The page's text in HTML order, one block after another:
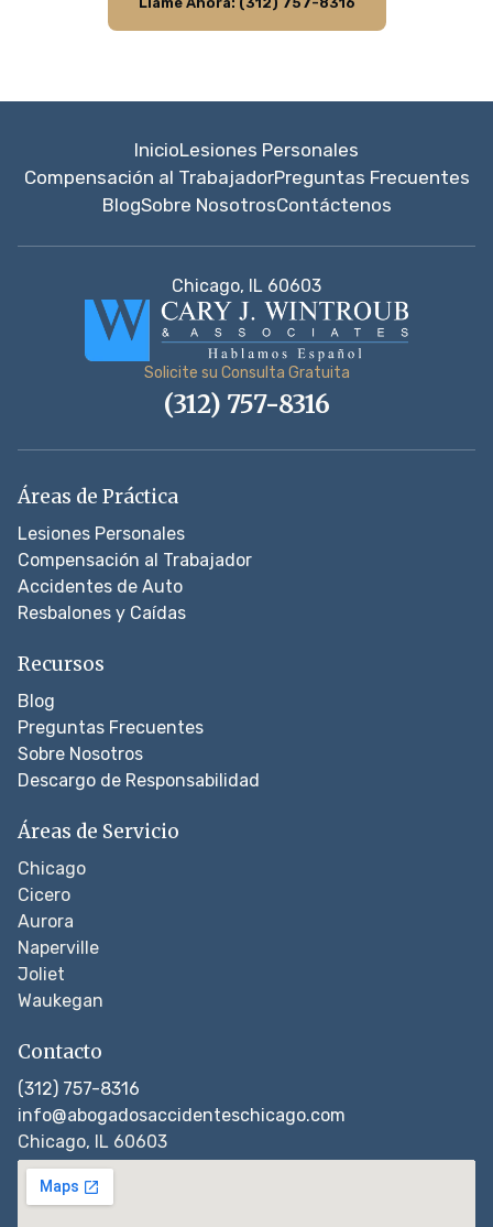
InicioLesiones Personales
Compensación al TrabajadorPreguntas Frecuentes
BlogSobre NosotrosContáctenos
Chicago, IL 60603
Solicite su Consulta Gratuita
(312) 757-8316
Áreas de Práctica
Lesiones Personales
Compensación al Trabajador
Accidentes de Auto
Resbalones y Caídas
Recursos
Blog
Preguntas Frecuentes
Sobre Nosotros
Descargo de Responsabilidad
Áreas de Servicio
Chicago
Cicero
Aurora
Naperville
Joliet
Waukegan
Contacto
(312) 757-8316
info@abogadosaccidenteschicago.com
Chicago, IL 60603